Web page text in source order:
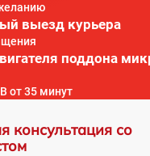
выезд курьера
поддона
от 35 минут
консультация со